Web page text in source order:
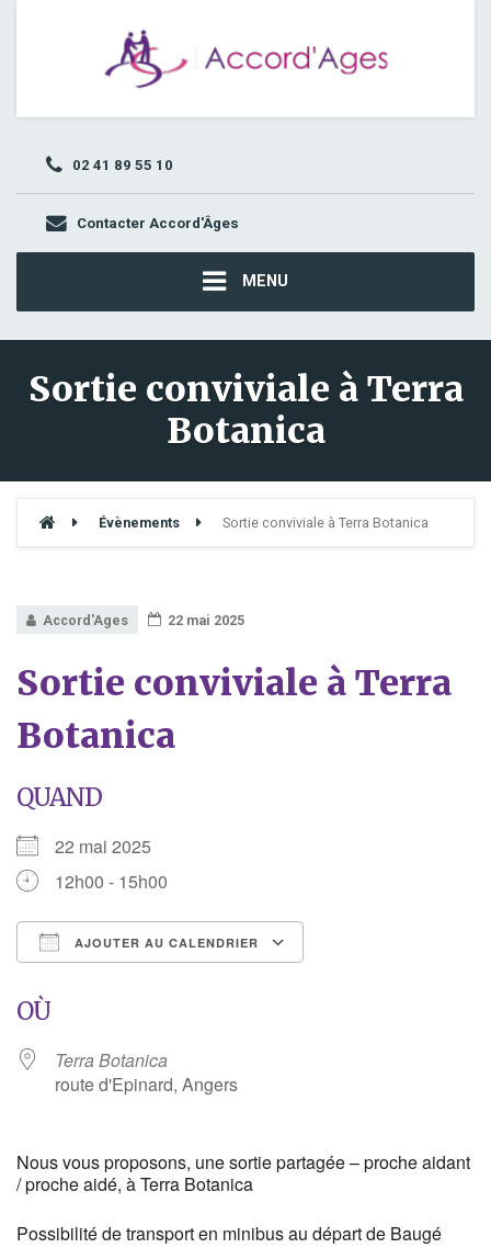
02 41 89 55 10
Contacter Accord'Âges
MENU
Sortie conviviale à Terra
Botanica
Évènements Sortie conviviale à Terra Botanica
Accord'Ages 22 mai 2025
Sortie conviviale à Terra
Botanica
QUAND
22 mai 2025
12h00 - 15h00
AJOUTER AU CALENDRIER
OÙ
Terra Botanica
route d'Epinard, Angers
Nous vous proposons, une sortie partagée – proche aidant
/ proche aidé, à Terra Botanica
Possibilité de transport en minibus au départ de Baugé